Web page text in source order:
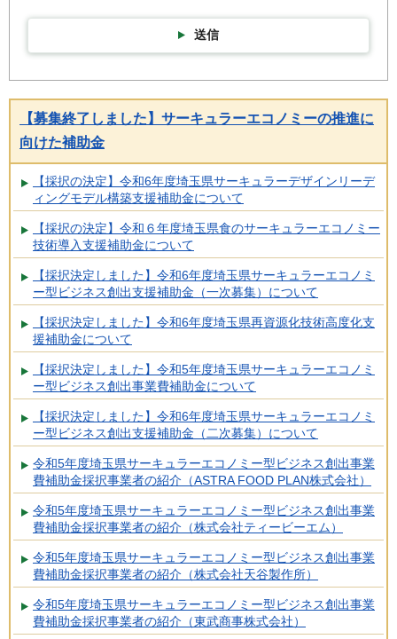
送信
【募集終了しました】サーキュラーエコノミーの推進に
向けた補助金
【採択の決定】令和6年度埼玉県サーキュラーデザインリーデ
ィングモデル構築支援補助金について
【採択の決定】令和６年度埼玉県食のサーキュラーエコノミー
技術導入支援補助金について
【採択決定しました】令和6年度埼玉県サーキュラーエコノミ
ー型ビジネス創出支援補助金（一次募集）について
【採択決定しました】令和6年度埼玉県再資源化技術高度化支
援補助金について
【採択決定しました】令和5年度埼玉県サーキュラーエコノミ
ー型ビジネス創出事業費補助金について
【採択決定しました】令和6年度埼玉県サーキュラーエコノミ
ー型ビジネス創出支援補助金（二次募集）について
令和5年度埼玉県サーキュラーエコノミー型ビジネス創出事業
費補助金採択事業者の紹介（ASTRA FOOD PLAN株式会社）
令和5年度埼玉県サーキュラーエコノミー型ビジネス創出事業
費補助金採択事業者の紹介（株式会社ティービーエム）
令和5年度埼玉県サーキュラーエコノミー型ビジネス創出事業
費補助金採択事業者の紹介（株式会社天谷製作所）
令和5年度埼玉県サーキュラーエコノミー型ビジネス創出事業
費補助金採択事業者の紹介（東武商事株式会社）